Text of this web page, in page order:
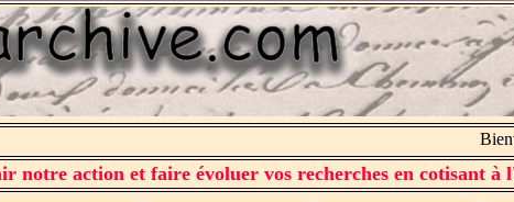
notre action et faire évoluer vos recherches en cotisant à